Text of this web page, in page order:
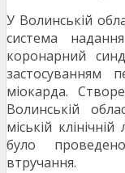
У Волинській
система
коронарний
застосуванням
міокарда.
Волинській
міській
було
втручання.